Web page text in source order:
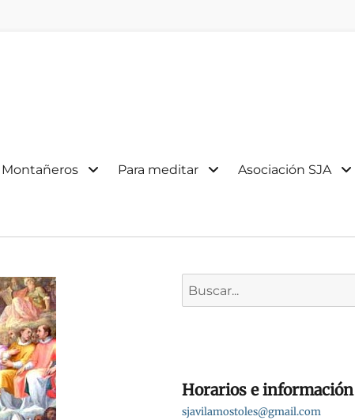
Montañeros Para meditar Asociación SJA
Horarios e información
sjavilamostoles@gmail.com